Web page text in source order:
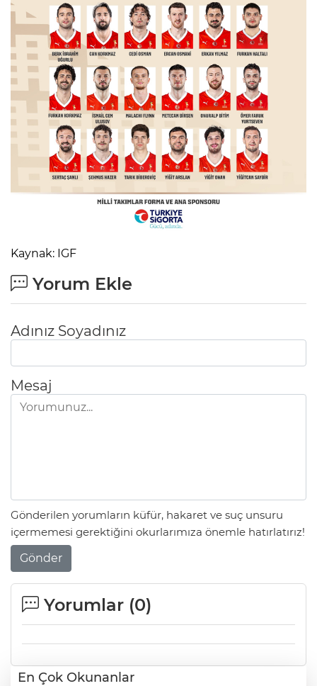
Kaynak: IGF
Yorum Ekle
Adınız Soyadınız
Mesaj
Gönderilen yorumların küfür, hakaret ve suç unsuru
içermemesi gerektiğini okurlarımıza önemle hatırlatırız!
Gönder
Yorumlar (0)
En Çok Okunanlar